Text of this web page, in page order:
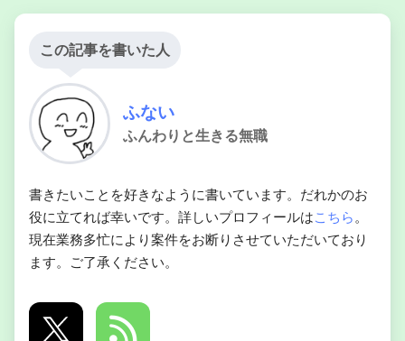
この記事を書いた人
ふない
ふんわりと生きる無職
書きたいことを好きなように書いています。だれかのお
役に立てれば幸いです。詳しいプロフィールはこちら 。
現在業務多忙により案件をお断りさせていただいており
ます。ご了承ください。